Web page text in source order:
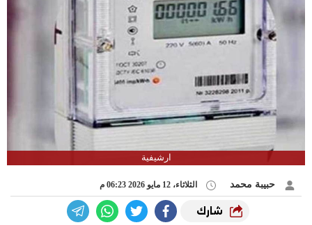
ارشيفية
حبيبة محمد الثلاثاء، 12 مايو 2026 06:23 م
شارك